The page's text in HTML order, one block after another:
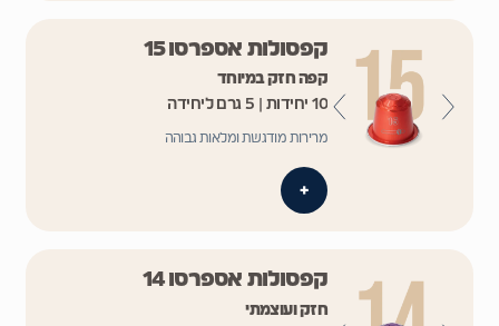
קפסולות אספרסו 15
קפה חזק במיוחד
10 יחידות | 5 גרם ליחידה
מרירות מודגשת ומלאות גבוהה
+
קפסולות אספרסו 14
חזק ועוצמתי